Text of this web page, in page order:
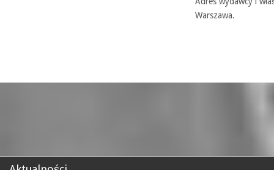
Warszawa.